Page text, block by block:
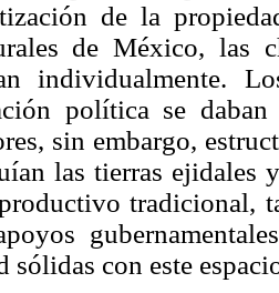
de la
de México, las
individualmente.
política se
sin embargo,
las tierras ejidales
tradicional,
sólidas con este